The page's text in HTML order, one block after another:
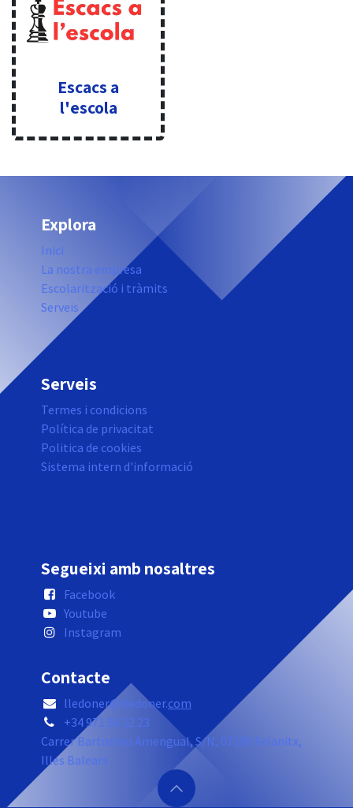
Escacs a
l'escola
Explora
Inici
La nostra empresa
Escolarització i tràmits
Serveis
Serveis
Termes i condicions
Política de privacitat
Politica de cookies
Sistema intern d'informació
Segueixi amb nosaltres
Facebook
Youtube
Instagram
Contacte
lledoner@lledoner.com
+34 971 58 22 23
Carrer Bartomeu Amengual, S/N, 07200 Felanitx,
Illes Balears